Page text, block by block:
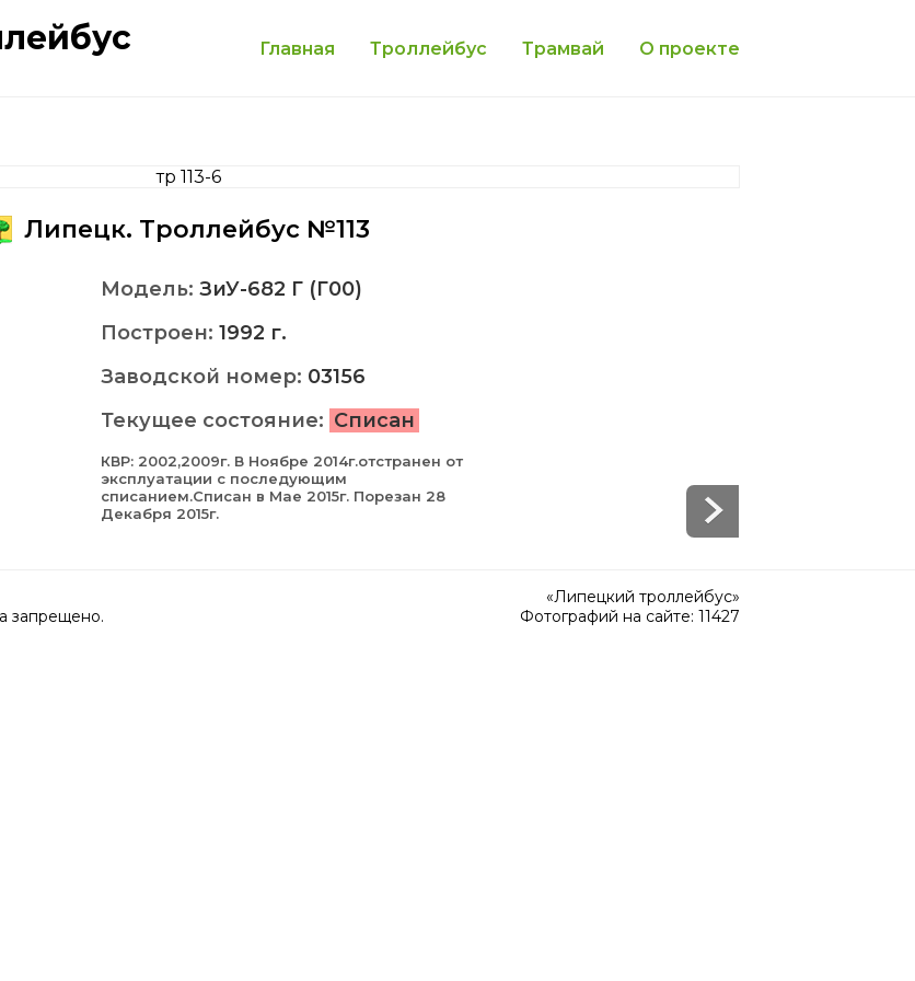
Главная Троллейбус Трамвай О проекте
Липецк. Троллейбус №113
Модель: ЗиУ-682 Г (Г00)
Построен: 1992 г.
Заводской номер: 03156
Текущее состояние: Списан
КВР: 2002,2009г. В Ноябре 2014г.отстранен от
эксплуатации с последующим
списанием.Списан в Мае 2015г. Порезан 28
Декабря 2015г.
запрещено.
«Липецкий троллейбус»
Фотографий на сайте: 11427